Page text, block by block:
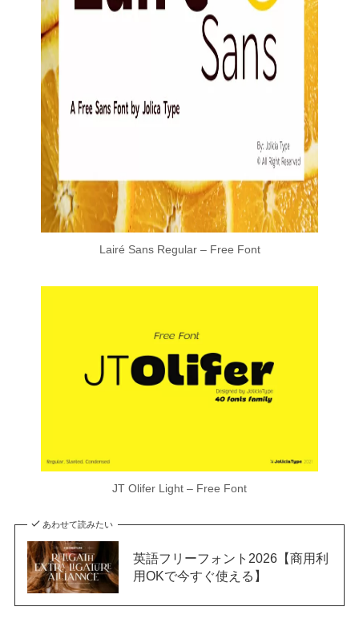
Lairé Sans Regular – Free Font
JT Olifer Light – Free Font
あわせて読みたい
英語フリーフォント2026【商用利
用OKで今すぐ使える】